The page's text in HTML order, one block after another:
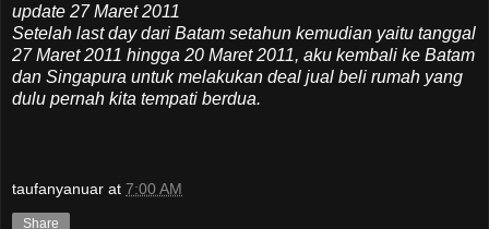
update 27 Maret 2011
Setelah last day dari Batam setahun kemudian yaitu tanggal
27 Maret 2011 hingga 20 Maret 2011, aku kembali ke Batam
dan Singapura untuk melakukan deal jual beli rumah yang
dulu pernah kita tempati berdua.
taufanyanuar at 7:00 AM
Share